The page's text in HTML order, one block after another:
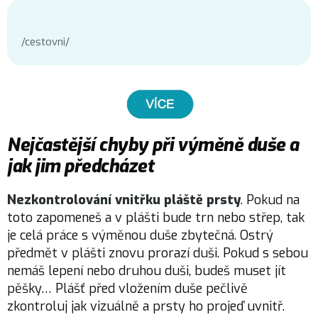
/cestovni/
Nejčastější chyby při výměně duše a
jak jim předcházet
Nezkontrolování vnitřku pláště prsty. Pokud na
toto zapomeneš a v plášti bude trn nebo střep, tak
je celá práce s výměnou duše zbytečná. Ostrý
předmět v plášti znovu prorazí duši. Pokud s sebou
nemáš lepení nebo druhou duši, budeš muset jít
pěšky… Plášť před vložením duše pečlivě
zkontroluj jak vizuálně a prsty ho projeď uvnitř.